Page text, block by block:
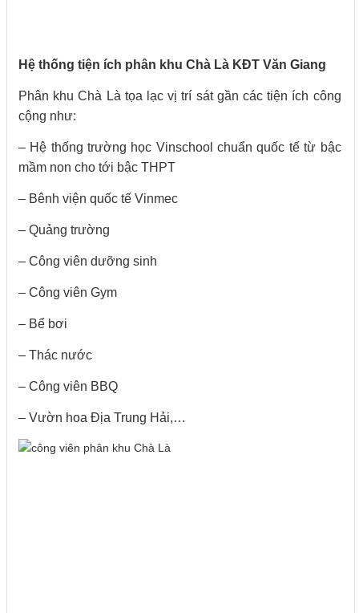
Hệ thống tiện ích phân khu Chà Là KĐT Văn Giang
Phân khu Chà Là tọa lạc vị trí sát gần các tiện ích công
cộng như:
– Hệ thống trường học Vinschool chuẩn quốc tế từ bậc
mầm non cho tới bậc THPT
– Bênh viện quốc tế Vinmec
– Quảng trường
– Công viên dưỡng sinh
– Công viên Gym
– Bể bơi
– Thác nước
– Công viên BBQ
– Vườn hoa Địa Trung Hải,…